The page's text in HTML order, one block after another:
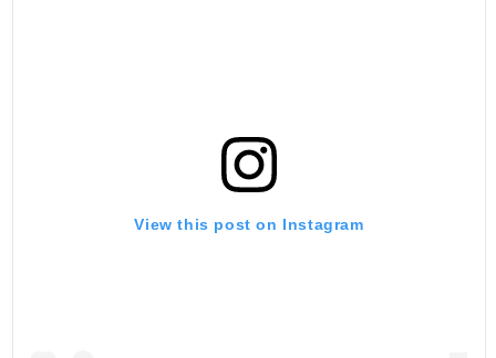
View this post on Instagram